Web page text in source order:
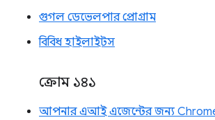
গুগল ডেভেলপার প্রোগ্রাম
বিবিধ হাইলাইটস
ক্রোম ১৪১
আপনার এআই এজেন্টের জন্য